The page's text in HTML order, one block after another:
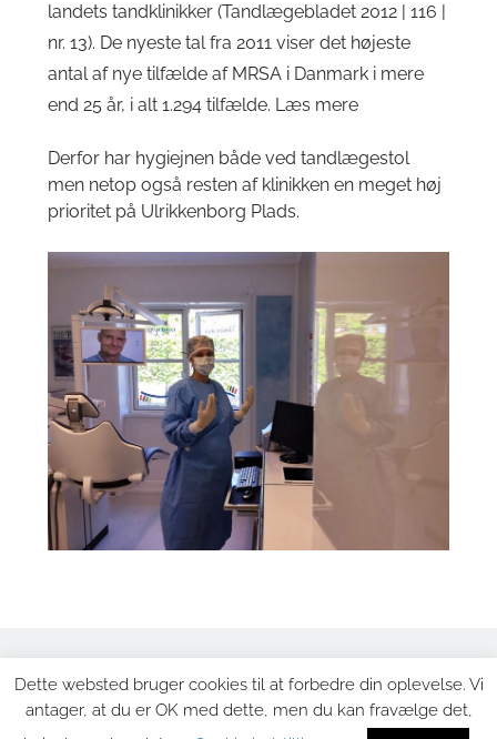
landets tandklinikker (Tandlægebladet 2012 | 116 |
nr. 13). De nyeste tal fra 2011 viser det højeste
antal af nye tilfælde af MRSA i Danmark i mere
end 25 år, i alt 1.294 tilfælde. Læs mere
Derfor har hygiejnen både ved tandlægestol
men netop også resten af klinikken en meget høj
prioritet på Ulrikkenborg Plads.
Dette websted bruger cookies til at forbedre din oplevelse. Vi
antager, at du er OK med dette, men du kan fravælge det,